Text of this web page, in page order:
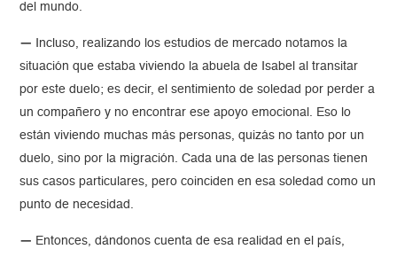
del mundo.
—
Incluso, realizando los estudios de mercado notamos la
situación que estaba viviendo la abuela de Isabel al transitar
por este duelo; es decir, el sentimiento de soledad por perder a
un compañero y no encontrar ese apoyo emocional. Eso lo
están viviendo muchas más personas, quizás no tanto por un
duelo, sino por la migración. Cada una de las personas tienen
sus casos particulares, pero coinciden en esa soledad como un
punto de necesidad.
— Entonces, dándonos cuenta de esa realidad en el país,